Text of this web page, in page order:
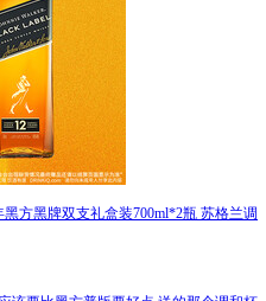
方黑牌双支礼盒装700ml*2瓶 苏格兰调